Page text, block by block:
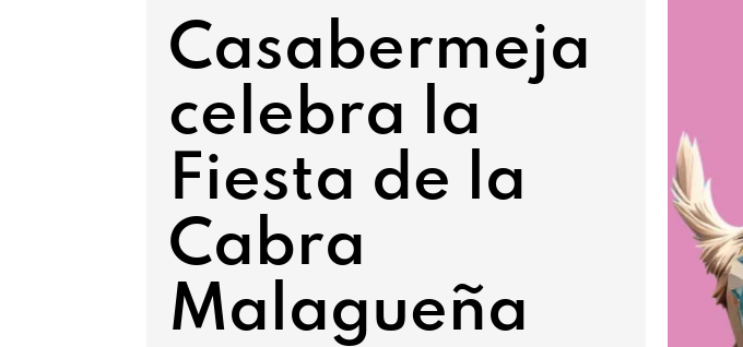
Casabermeja
celebra la
Fiesta de la
Cabra
Malagueña